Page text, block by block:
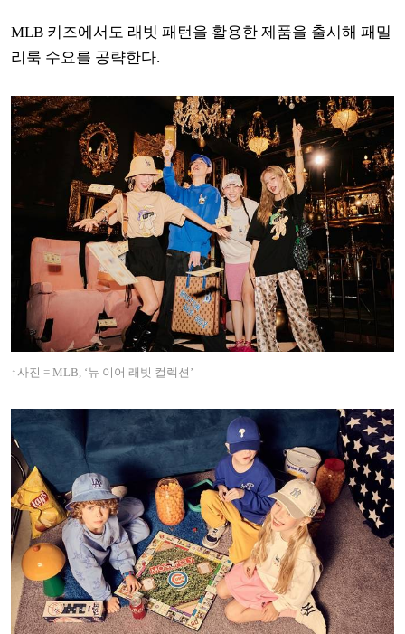
MLB 키즈에서도 래빗 패턴을 활용한 제품을 출시해 패밀
리룩 수요를 공략한다.
↑사진 = MLB, ‘뉴 이어 래빗 컬렉션’